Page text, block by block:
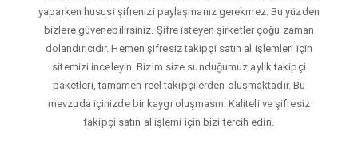
yaparken hususi şifrenizi paylaşmanız gerekmez. Bu yüzden
bizlere güvenebilirsiniz. Şifre isteyen şirketler çoğu zaman
dolandırıcıdır. Hemen şifresiz takipçi satın al işlemleri için
sitemizi inceleyin. Bizim size sunduğumuz aylık takipçi
paketleri, tamamen reel takipçilerden oluşmaktadır. Bu
mevzuda içinizde bir kaygı oluşmasın. Kaliteli ve şifresiz
takipçi satın al işlemi için bizi tercih edin.